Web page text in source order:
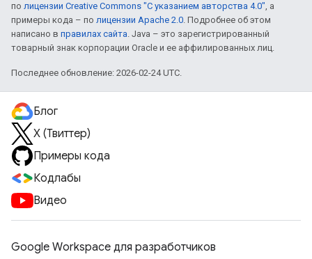
по лицензии Creative Commons "С указанием авторства 4.0", а
примеры кода – по лицензии Apache 2.0. Подробнее об этом
написано в правилах сайта. Java – это зарегистрированный
товарный знак корпорации Oracle и ее аффилированных лиц.
Последнее обновление: 2026-02-24 UTC.
Блог
X (Твиттер)
Примеры кода
Кодлабы
Видео
Google Workspace для разработчиков